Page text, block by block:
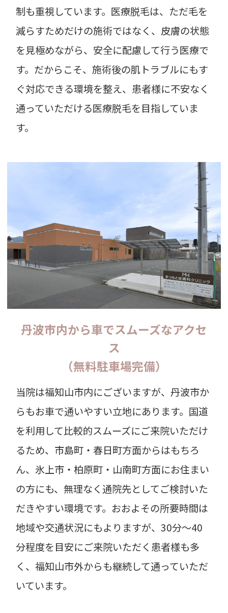
制も重視しています。医療脱毛は、ただ毛を
減らすためだけの施術ではなく、皮膚の状態
を見極めながら、安全に配慮して行う医療で
す。だからこそ、施術後の肌トラブルにもす
ぐ対応できる環境を整え、患者様に不安なく
通っていただける医療脱毛を目指していま
す。
丹波市内から車でスムーズなアクセ
ス
（無料駐車場完備）
当院は福知山市内にございますが、丹波市か
らもお車で通いやすい立地にあります。国道
を利用して比較的スムーズにご来院いただけ
るため、市島町・春日町方面からはもちろ
ん、氷上市・柏原町・山南町方面にお住まい
の方にも、無理なく通院先としてご検討いた
だきやすい環境です。おおよその所要時間は
地域や交通状況にもよりますが、30分～40
分程度を目安にご来院いただく患者様も多
く、福知山市外からも継続して通っていただ
いています。